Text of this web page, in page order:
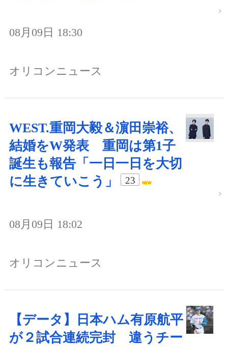
08月09日 18:30
オリコンニュース
WEST.重岡大毅＆濵田崇裕、
結婚をW発表 重岡は第1子
誕生も報告「一日一日を大切
に生きていこう」
23
08月09日 18:02
オリコンニュース
【データ】日本ハム有原航平
が２試合連続完封 違うチー